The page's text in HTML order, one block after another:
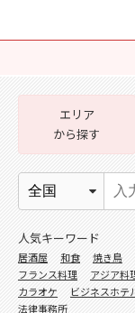
エリア
から探す
人気キーワード
居酒屋 和食 焼き鳥
フランス料理
アジア料
カラオケ
ビジネスホテ
法律事務所